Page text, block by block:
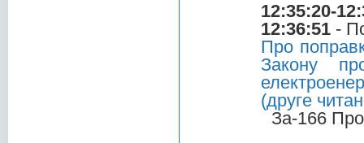
12:35:20-
12:36:51 -
Про
Закону
(друге
За-166